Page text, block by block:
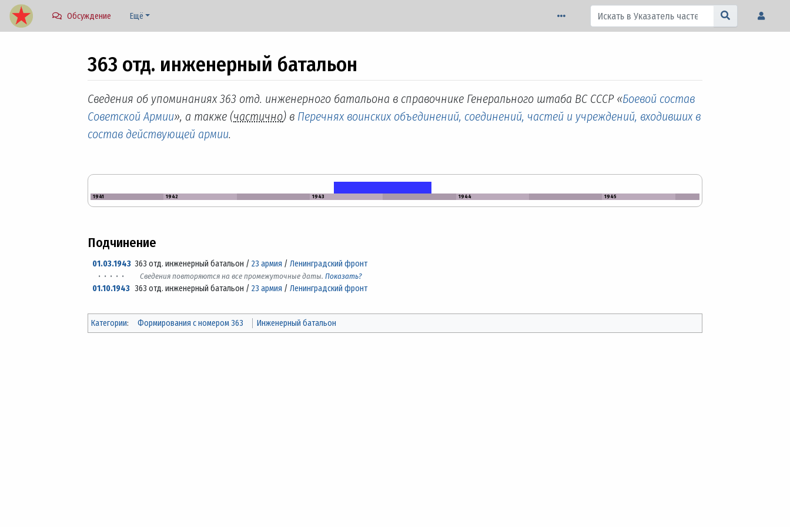
Обсуждение Ещё
363 отд. инженерный батальон
Перейти к:навигация,поиск
Сведения об упоминаниях 363 отд. инженерного батальона в справочнике Генерального штаба ВС СССР «Боевой состав
Советской Армии», а также (частично) в Перечнях воинских объединений, соединений, частей и учреждений, входивших в
состав действующей армии.
1941 1942 1943 1944 1945
Подчинение
01.03.1943363 отд. инженерный батальон /23 армия /Ленинградский фронт
· · · · ·
Сведения повторяются на все промежуточные даты.Показать?
01.10.1943363 отд. инженерный батальон /23 армия /Ленинградский фронт
Категории: Формирования с номером 363 Инженерный батальон